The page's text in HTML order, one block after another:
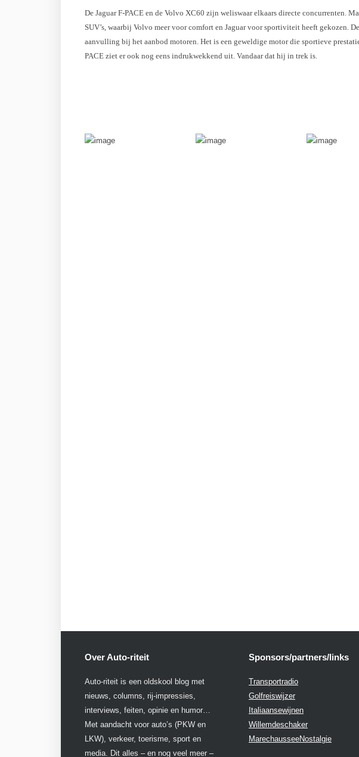
De Jaguar F-PACE en de Volvo XC60 zijn weliswaar elkaars directe concurrenten.
SUV’s, waarbij Volvo meer voor comfort en Jaguar voor sportiviteit heeft gekozen.
aanvulling bij het aanbod motoren. Het is een geweldige motor die sportieve
PACE ziet er ook nog eens indrukwekkend uit. Vandaar dat hij in trek is.
Over Auto-riteit
Auto-riteit is een oldskool blog met
nieuws, columns, rij-impressies,
interviews, feiten, opinie en humor…
Met aandacht voor auto’s (PKW en
LKW), verkeer, toerisme, sport en
media. Dit alles – en nog veel meer –
Sponsors/partners/links
Transportradio
Golfreiswijzer
Italiaansewijnen
Willemdeschaker
MarechausseeNostalgie